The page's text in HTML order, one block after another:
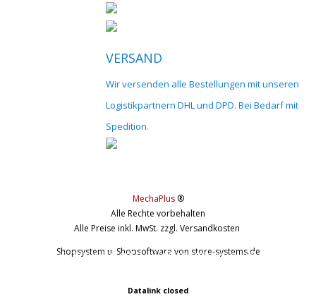
© 2017 cnc-modellbau.net | info@cnc-modellbau.net | +49
VERSAND
Wir versenden alle Bestellungen mit unseren
Logistikpartnern DHL und DPD. Bei Bedarf mit
Spedition.
MechaPlus ®
Alle Rechte vorbehalten
Alle Preise inkl. MwSt. zzgl. Versandkosten
Shopsystem u. Shopsoftware von store-systems.de
Datalink closed